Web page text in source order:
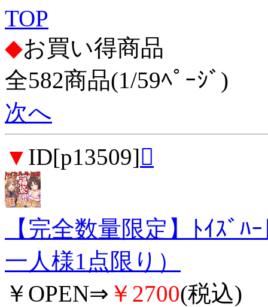
TOP
◆お買い得商品
全582商品(1/59ﾍﾟｰｼﾞ)
次へ
▼ ID[p13509]
【完全数量限定】ﾄｲｽ
一人様1点限り）
￥OPEN⇒ ￥2700(税込)